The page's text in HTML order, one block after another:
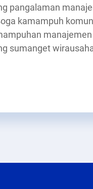
pangalaman
kamampuh
sumanget